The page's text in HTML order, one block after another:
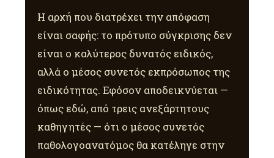
Η αρχή που διατρέχει την απόφαση
είναι σαφής: το πρότυπο σύγκρισης δεν
είναι ο καλύτερος δυνατός ειδικός,
αλλά ο μέσος συνετός εκπρόσωπος της
ειδικότητας. Εφόσον αποδεικνύεται —
όπως εδώ, από τρεις ανεξάρτητους
καθηγητές — ότι ο μέσος συνετός
παθολογοανατόμος θα κατέληγε στην